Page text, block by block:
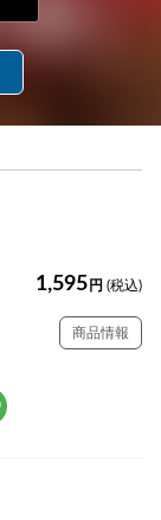
1,595 円 (税込)
商品情報